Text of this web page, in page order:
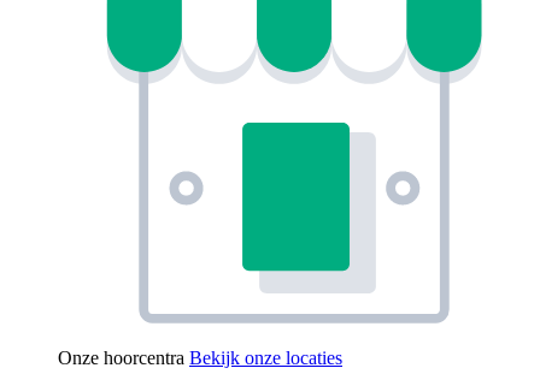
Onze hoorcentra Bekijk onze locaties